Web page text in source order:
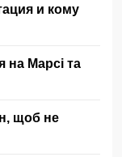
и кому
на Марсі та
щоб не